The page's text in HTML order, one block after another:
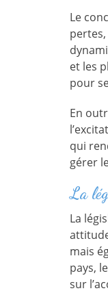
Le
et les
pour
En
qui
gérer
La
La
mais
pays,
sur